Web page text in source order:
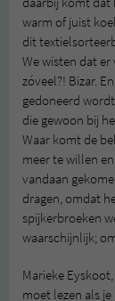
warm of juist
dit
We wisten dat
zóveel?! Bizar.
gedoneerd
die gewoon bij
Waar komt de
meer te willen
vandaan
dragen, omdat
spijkerbroeken
waarschijnlijk;
Marieke
moet lezen als